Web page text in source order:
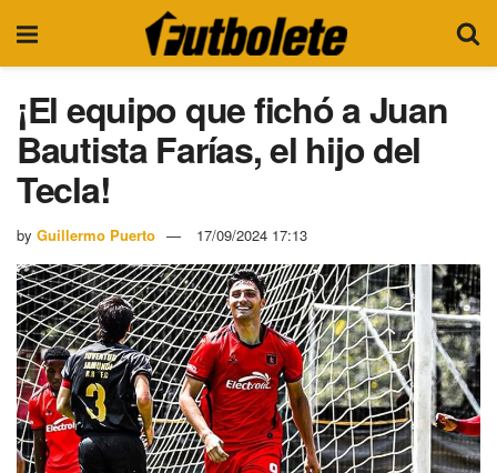
¡El equipo que fichó a Juan
Bautista Farías, el hijo del
Tecla!
by Guillermo Puerto 17/09/2024 17:13